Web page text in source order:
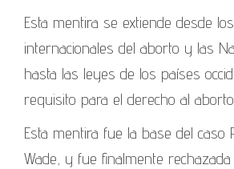
Esta mentira se extiende desde
internacionales del aborto y las
hasta las leyes de los países
requisito para el derecho al
Esta mentira fue la base del caso
Wade, y fue finalmente